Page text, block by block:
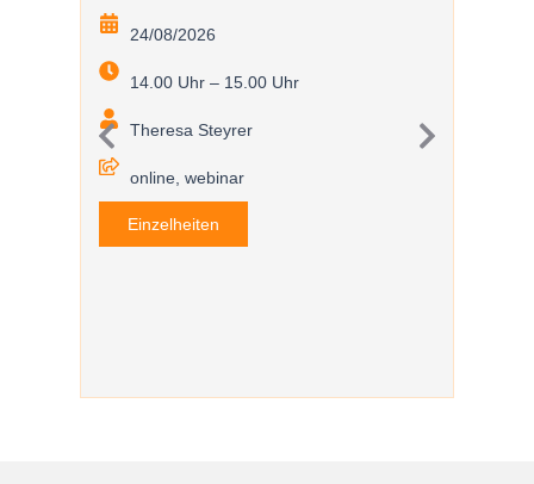
Gruppenprojekte für Einsteiger und
Fortgeschrittene
24/08/2026
14.00 Uhr – 15.00 Uhr
Theresa Steyrer
online, webinar
Einzelheiten